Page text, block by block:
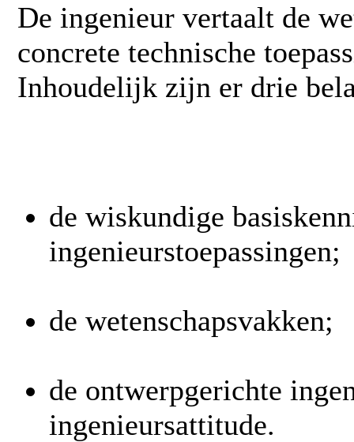
De ingenieur vertaalt de
concrete technische
Inhoudelijk zijn er drie
de wiskundige
ingenieurstoepassingen;
de wetenschapsvakken;
de ontwerpgerichte
ingenieursattitude.